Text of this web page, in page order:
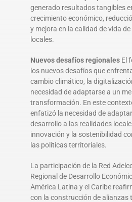
generado resultados tangibles
crecimiento económico,
y mejora en la calidad de vida
locales.
Nuevos desafíos regionalesEl
los nuevos desafíos que
cambio climático, la
necesidad de adaptarse a un
transformación. En este
enfatizó la necesidad de
desarrollo a las realidades
innovación y la sostenibilidad
las políticas territoriales.
La participación de la Red
Regional de Desarrollo
América Latina y el Caribe
con la construcción de alianzas